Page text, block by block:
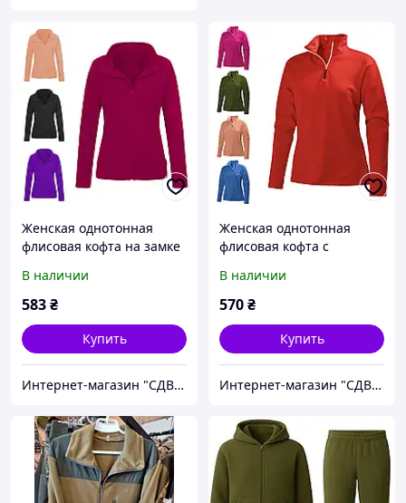
Женская однотонная
флисовая кофта на замке
В наличии
583₴
Купить
Интернет-магазин "СДВУ" "Сублимация для Вас-Украина "
Женская однотонная
флисовая кофта с
В наличии
570₴
Купить
Интернет-магазин "СДВУ" "Сублимация для Вас-Украина "